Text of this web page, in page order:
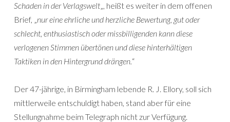
Schaden in der Verlagswelt„, heißt es weiter in dem offenen
Brief, „nur eine ehrliche und herzliche Bewertung, gut oder
schlecht, enthusiastisch oder missbilligenden kann diese
verlogenen Stimmen übertönen und diese hinterhältigen
Taktiken in den Hintergrund drängen.“
Der 47-jährige, in Birmingham lebende R. J. Ellory, soll sich
mittlerweile entschuldigt haben, stand aber für eine
Stellungnahme beim Telegraph nicht zur Verfügung.